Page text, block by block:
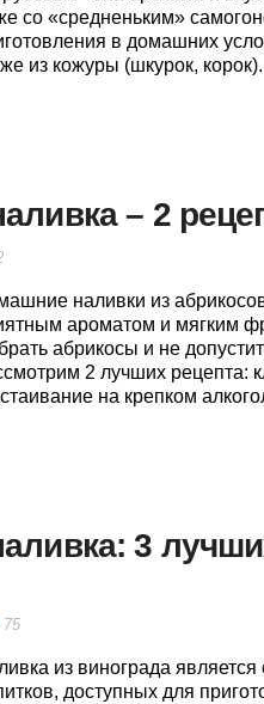
со «средненьким»
в домашних
из кожуры (шкурок, корок).
– 2
наливки из
ароматом и мягким
абрикосы и не
2 лучших рецепта:
на крепком
3
75
из винограда
доступных для